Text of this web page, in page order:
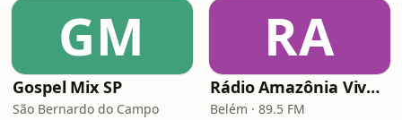
GM
Gospel Mix SP
São Bernardo do Campo
RA
Rádio Amazônia Viva FM
Belém · 89.5 FM